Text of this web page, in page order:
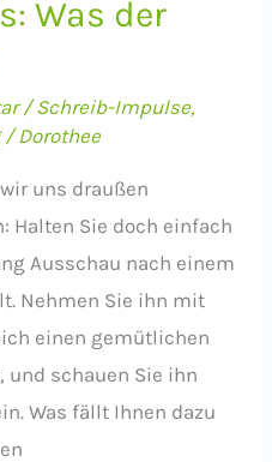
Was der
/Schreib-Impulse,
/Dorothee
uns draußen
Halten Sie doch einfach
Ausschau nach einem
Nehmen Sie ihn mit
einen gemütlichen
und schauen Sie ihn
Was fällt Ihnen dazu